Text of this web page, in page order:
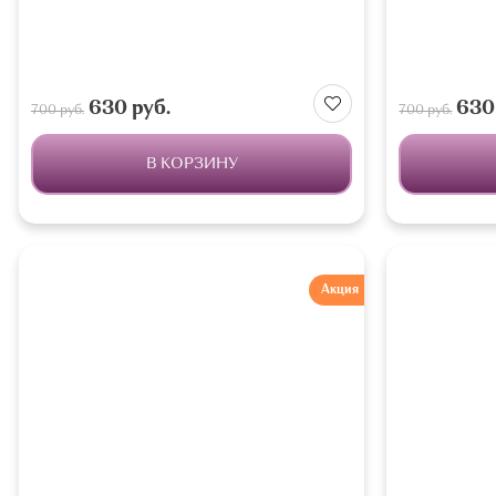
700 руб.630 руб.
В КОРЗИНУ
700 руб.630
Акция